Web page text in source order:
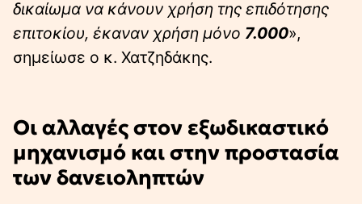
δικαίωμα να κάνουν χρήση της επιδότησης
επιτοκίου, έκαναν χρήση μόνο 7.000»,
σημείωσε ο κ. Χατζηδάκης.
Οι αλλαγές στον εξωδικαστικό
μηχανισμό και στην προστασία
των δανειοληπτών